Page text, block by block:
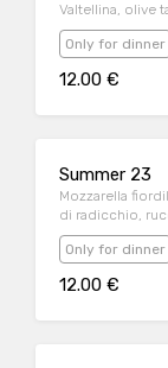
Valtellina, olive
Only for dinner
12.00 €
Summer 23
Mozzarella
di radicchio,
Only for dinner
12.00 €